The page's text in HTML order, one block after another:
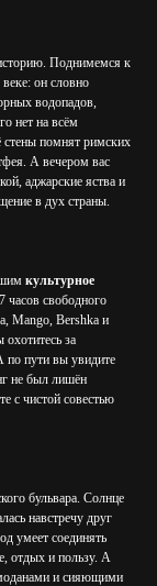
Поднимемся к
он словно
водопадов,
нет на всём
помнят римских
А вечером вас
аджарские яства и
в дух страны.
культурное
свободного
Mango, Bershka и
за
по пути вы увидите
не был лишён
с чистой совестью
бульвара. Солнце
навстречу друг
умеет соединять
отдых и пользу. А
и сияющими